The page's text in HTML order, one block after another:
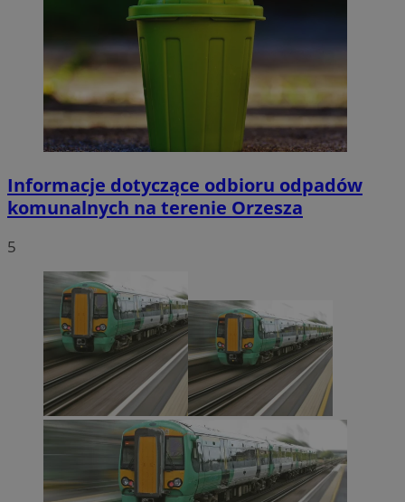
Informacje dotyczące odbioru odpadów
komunalnych na terenie Orzesza
5